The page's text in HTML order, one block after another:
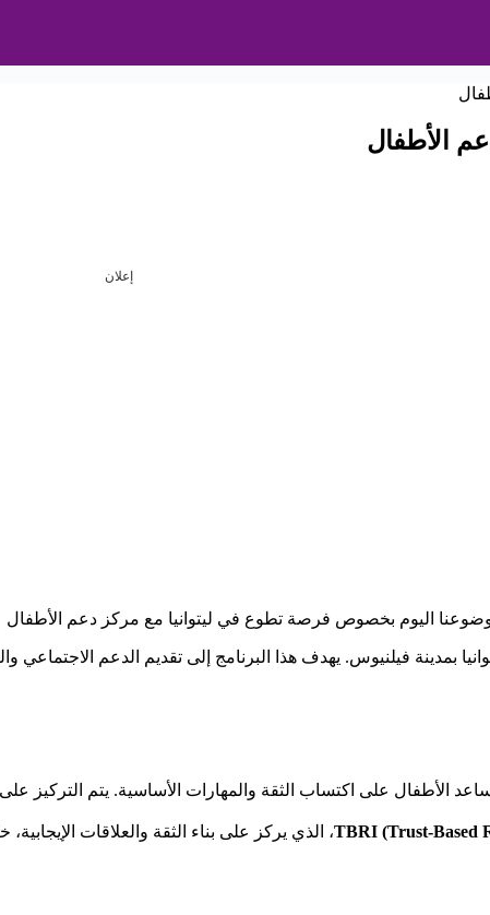
الأطفال
إعلان
اليوم بخصوص فرصة تطوع في ليتوانيا مع مركز دعم الأطفال
الأطفال على اكتساب الثقة والمهارات الأساسية. يتم
TBRI (Trust-Based، الذي يركز على بناء الثقة والعلاقات